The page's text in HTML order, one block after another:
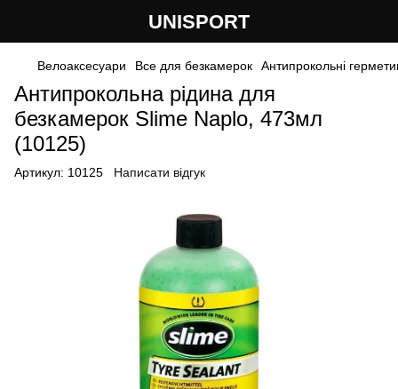
UNISPORT
Велоаксесуари Все для безкамерок Антипрокольні
Антипрокольна рідина для
безкамерок Slime Naplo, 473мл
(10125)
Артикул: 10125 Написати відгук